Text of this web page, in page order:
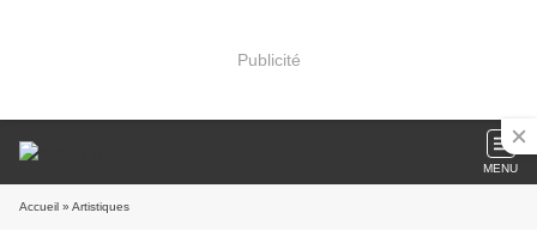
Publicité
MENU
Accueil » Artistiques